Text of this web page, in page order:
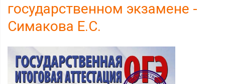
государственном экзамене -
Симакова Е.С.